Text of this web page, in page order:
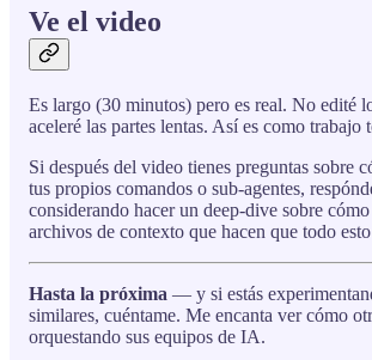
Ve el video
Es largo (30 minutos) pero es real. No edité
aceleré las partes lentas. Así es como trabajo
Si después del video tienes preguntas sobre
tus propios comandos o sub-agentes,
considerando hacer un deep-dive sobre
archivos de contexto que hacen que todo
Hasta la próxima — y si estás
similares, cuéntame. Me encanta ver cómo
orquestando sus equipos de IA.